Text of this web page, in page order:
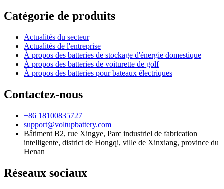
Catégorie de produits
Actualités du secteur
Actualités de l'entreprise
À propos des batteries de stockage d'énergie domestique
À propos des batteries de voiturette de golf
À propos des batteries pour bateaux électriques
Contactez-nous
+86 18100835727
support@voltupbattery.com
Bâtiment B2, rue Xingye, Parc industriel de fabrication
intelligente, district de Hongqi, ville de Xinxiang, province du
Henan
Réseaux sociaux